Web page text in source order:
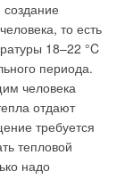
то есть
18–22 °C
периода.
человека
отдают
требуется
тепловой
надо
в этом
из
инноваций
здесь
для
расширения
встреч